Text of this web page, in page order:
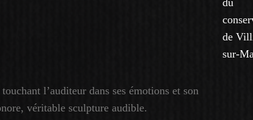
l’auditeur dans ses émotions et son
véritable sculpture audible.
de
sur-